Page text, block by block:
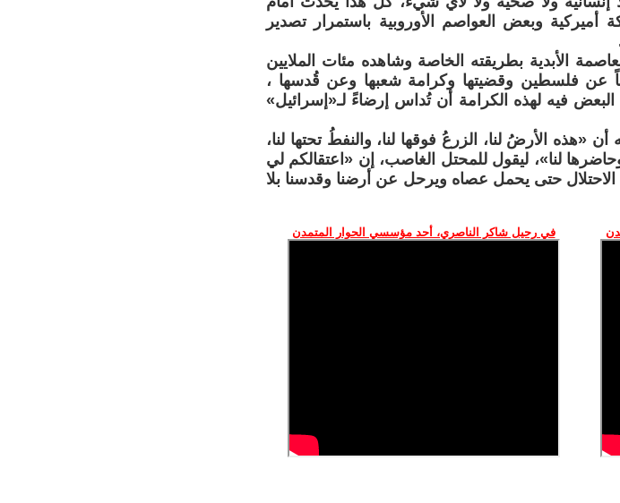
وبعض العواصم الأوروبية باستمرار تصدير
الأبدية بطريقته الخاصة وشاهده مئات الملايين
عن فلسطين وقضيتها وكرامة شعبها وعن قُدسها ،
فيه لهذه الكرامة أن تُداس إرضاءً لـ«إسرائيل»
«هذه الأرضُ لنا، الزرعُ فوقها لنا، والنفطُ تحتها لنا،
لنا»، ليقول للمحتل الغاصب، إن «اعتقالكم لي
حتى يحمل عصاه ويرحل عن أرضنا وقدسنا بلا
في رحيل شاكر الناصري، أحد مؤسسي الحوار المتمدن